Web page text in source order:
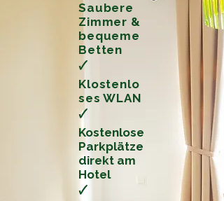
Saubere
Zimmer &
bequeme
Betten
🗸
Klostenlo
ses WLAN
🗸
Kostenlose
Parkplätze
direkt am
Hotel
🗸